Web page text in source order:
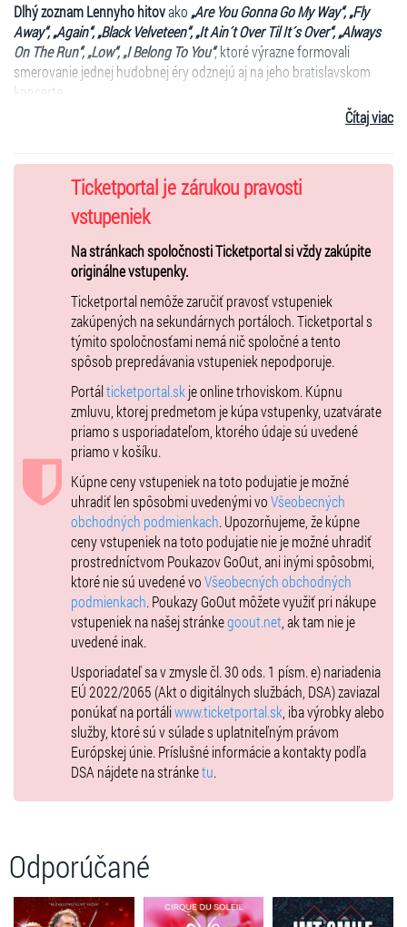
Dlhý zoznam Lennyho hitovako „Are You Gonna Go My Way“, „Fly
Away“, „Again“, „Black Velveteen“, „It Ain´t Over Til It´s Over“, „Always
On The Run“, „Low“, „I Belong To You“, ktoré výrazne formovali
smerovanie jednej hudobnej éry odznejú aj na jeho bratislavskom
koncerte.
a
„Music Icon Award“ na People’s Choice Awards 2024, ocenenie „Best
Rock Award“ na MTV Video Music Awards 2024 a „Fashion Icon
Award“ od CFDA.
Nezmeškajte jedinečnú príležitosť zažiť energiu a charizmuLennyho
Kravitza naživo– jehoikonické hity, hudobná virtuozita, podmanivý
veľkolepá hra na gitarespolu svýnimočnou kapelou
patriť k týmnajväčším hudobným udalostiam budúceho roka!
LENNY KRAVITZ LIVE LOUNGE EXPERIENCE
-jedna prémiová vstupenka na sedenie v sektore (C29), aby ste videli
Lennyho Kravitza naživo!
-pozvanie do VIP lounge pred koncertom, ktorý zahŕňa:
-ľahké občerstvenie a 2 žetóny na nápoje podľa vášho výberu z piva,
vína alebo nealkoholických nápojov
-súkromný bar (platba personálu po každej objednávke)
-fotobúdka
-zapojenie do žrebovania o 1x podpísaný merch kúsok z turné
Lennyho Kravitza
-limitovaná edícia plagátu z turné Lennyho Kravitza
-exkluzívny VIP darček
-pamätná VIP vstupenka na koncert
-oficiálna VIP visačka so šnúrkou
-možnosť prednostného nákupu merch-u pred koncertom (ak bude k
LENNY KRAVITZ LIVE STANDING EXPERIENCE
-jedna vstupenka v sektore státie A (pod pódiom), aby ste videli
Čítaj viac
Ticketportal je zárukou pravosti
vstupeniek
Na stránkach spoločnosti Ticketportal si vždy zakúpite
originálne vstupenky.
Ticketportal nemôže zaručiť pravosť vstupeniek
zakúpených na sekundárnych portáloch. Ticketportal s
týmito spoločnosťami nemá nič spoločné a tento
spôsob prepredávania vstupeniek nepodporuje.
Portálticketportal.sk je online trhoviskom. Kúpnu
zmluvu, ktorej predmetom je kúpa vstupenky, uzatvárate
priamo s usporiadateľom, ktorého údaje sú uvedené
priamo v košíku.
Kúpne ceny vstupeniek na toto podujatie je možné
uhradiť len spôsobmi uvedenými voVšeobecných
obchodných podmienkach. Upozorňujeme, že kúpne
ceny vstupeniek na toto podujatie nie je možné uhradiť
prostredníctvom Poukazov GoOut, ani inými spôsobmi,
ktoré nie sú uvedené voVšeobecných obchodných
podmienkach. Poukazy GoOut môžete využiť pri nákupe
vstupeniek na našej stránkegoout.net , ak tam nie je
uvedené inak.
Usporiadateľ sa v zmysle čl. 30 ods. 1 písm. e) nariadenia
EÚ 2022/2065 (Akt o digitálnych službách, DSA) zaviazal
ponúkať na portáliwww.ticketportal.sk , iba výrobky alebo
služby, ktoré sú v súlade s uplatniteľným právom
Európskej únie. Príslušné informácie a kontakty podľa
DSA nájdete na stránketu.
Odporúčané